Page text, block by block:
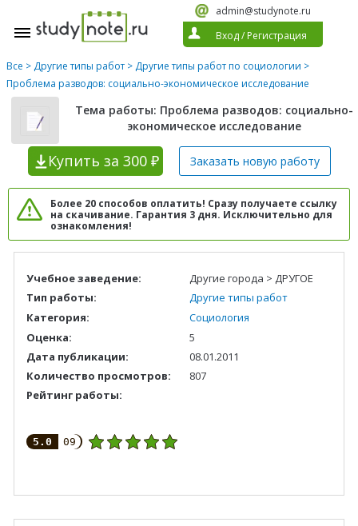
admin@studynote.ru
Вход/ Регистрация
Все > Другие типы работ > Другие типы работ по социологии >
Проблема разводов: социально-экономическое исследование
Тема работы: Проблема разводов: социально-
экономическое исследование
Купить за 300 ₽ Заказать новую работу
Более 20 способов оплатить! Сразу получаете ссылку
на скачивание. Гарантия 3 дня. Исключительно для
ознакомления!
Учебное заведение:
Другие города > ДРУГОЕ
Тип работы:
Другие типы работ
Категория:
Социология
Оценка:
5
Дата публикации:
08.01.2011
Количество просмотров:
807
Рейтинг работы:
5.0 09